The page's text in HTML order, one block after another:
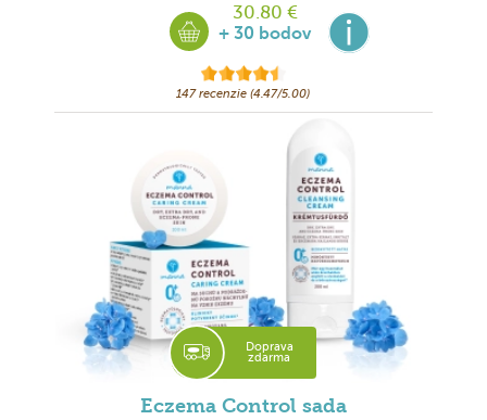
30.80 €
+ 30 bodov
147 recenzie (4.47/5.00)
Doprava
zdarma
Eczema Control sada